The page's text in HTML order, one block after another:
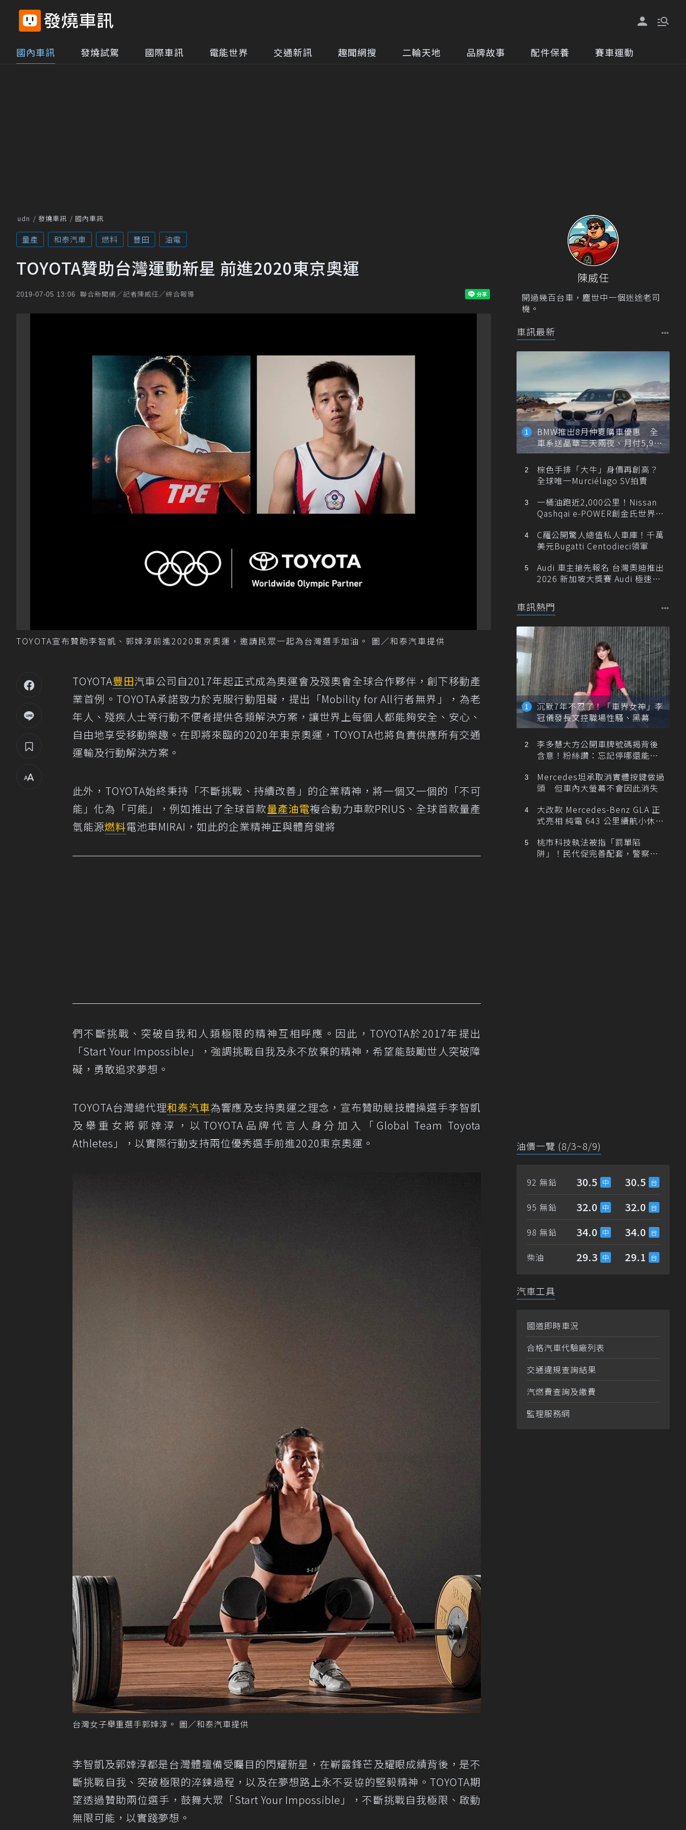
國內車訊 發燒試駕 國際車訊 電能世界 交通新訊 趣聞網搜 二輪天地 品牌故事 配件保養 賽車運動
udn 發燒車訊 國內車訊
量產 和泰汽車 燃料 豐田 油電
TOYOTA贊助台灣運動新星 前進2020東京奧運
2019-07-05 13:06 聯合新聞網／記者陳威任／綜合報導
TOYOTA宣布贊助李智凱、郭婞淳前進2020東京奧運，邀請民眾一起為台灣選手加油。 圖／和泰汽車提供
TOYOTA豐田汽車公司自2017年起正式成為奧運會及殘奧會全球合作夥伴，創下移動產
業首例。TOYOTA承諾致力於克服行動阻礙，提出「Mobility for All行者無界」，為老
年人、殘疾人士等行動不便者提供各類解決方案，讓世界上每個人都能夠安全、安心、
自由地享受移動樂趣。在即將來臨的2020年東京奧運，TOYOTA也將負責供應所有交通
運輸及行動解決方案。
此外，TOYOTA始終秉持「不斷挑戰、持續改善」的企業精神，將一個又一個的「不可
能」化為「可能」，例如推出了全球首款量產油電複合動力車款PRIUS、全球首款量產
氫能源燃料電池車MIRAI，如此的企業精神正與體育健將
們不斷挑戰、突破自我和人類極限的精神互相呼應。因此，TOYOTA於2017年提出
「Start Your Impossible」，強調挑戰自我及永不放棄的精神，希望能鼓勵世人突破障
礙，勇敢追求夢想。
TOYOTA台灣總代理和泰汽車為響應及支持奧運之理念，宣布贊助競技體操選手李智凱
及舉重女將郭婞淳，以TOYOTA品牌代言人身分加入「Global Team Toyota
Athletes」，以實際行動支持兩位優秀選手前進2020東京奧運。
台灣女子舉重選手郭婞淳。 圖／和泰汽車提供
李智凱及郭婞淳都是台灣體壇備受矚目的閃耀新星，在嶄露鋒芒及耀眼成績背後，是不
斷挑戰自我、突破極限的淬鍊過程，以及在夢想路上永不妥協的堅毅精神。TOYOTA期
望透過贊助兩位選手，鼓舞大眾「Start Your Impossible」，不斷挑戰自我極限、啟動
無限可能，以實踐夢想。
陳威任
開過幾百台車，塵世中一個迷途老司
機。
車訊最新
BMW推出8月仲夏購車優惠 全
車系送晶華三天兩夜、月付5,900
元起
棕色手排「大牛」身價再創高？
全球唯一Murciélago SV拍賣
一桶油跑近2,000公里！Nissan
Qashqai e-POWER創金氏世界紀
C羅公開驚人總值私人車庫！千萬
美元Bugatti Centodieci領軍
Audi 車主搶先報名 台灣奧迪推出
2026 新加坡大獎賽 Audi 極速之
車訊熱門
沉默7年不忍了！「車界女神」李
冠儀發長文控職場性騷、黑幕
李多慧大方公開車牌號碼揭背後
含意！粉絲讚：忘記停哪還能幫
Mercedes坦承取消實體按鍵做過
頭 但車內大螢幕不會因此消失
大改款 Mercedes-Benz GLA 正
式亮相 純電 643 公里續航小休
桃市科技執法被指「罰單陷
阱」！民代促完善配套，警察局
油價一覽 (8/3~8/9)
92 無鉛 30.5 30.5
95 無鉛 32.0 32.0
98 無鉛 34.0 34.0
柴油 29.3 29.1
汽車工具
國道即時車況
合格汽車代驗廠列表
交通違規查詢結果
汽燃費查詢及繳費
監理服務網